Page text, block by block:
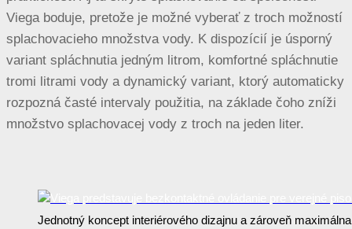
Viega boduje, pretože je možné vyberať z troch možností
splachovacieho množstva vody. K dispozícií je úsporný
variant spláchnutia jedným litrom, komfortné spláchnutie
tromi litrami vody a dynamický variant, ktorý automaticky
rozpozná časté intervaly použitia, na základe čoho zníži
množstvo splachovacej vody z troch na jeden liter.
Jednotný koncept interiérového dizajnu a zároveň